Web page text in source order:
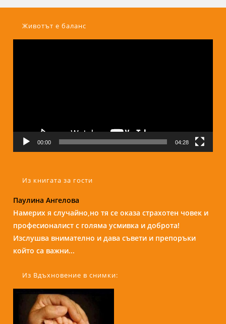
Животът е баланс
00:00 04:28
Из книгата за гости
Паулина Ангелова
Намерих я случайно,но тя се оказа страхотен човек и
професионалист с голяма усмивка и доброта!
Изслушва внимателно и дава съвети и препоръки
който са важни...
Надежда Б.
Бори е изключителен човек и специалист. С
присъствието и усмивката си те кара да се чувстваш
спокойно и уютно сякаш си на кафе с приятелка....